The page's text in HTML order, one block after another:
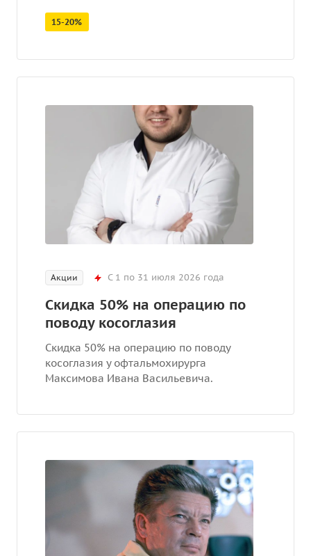
15-20%
Акции С 1 по 31 июля 2026 года
Скидка 50% на операцию по
поводу косоглазия
Скидка 50% на операцию по поводу
косоглазия у офтальмохирурга
Максимова Ивана Васильевича.